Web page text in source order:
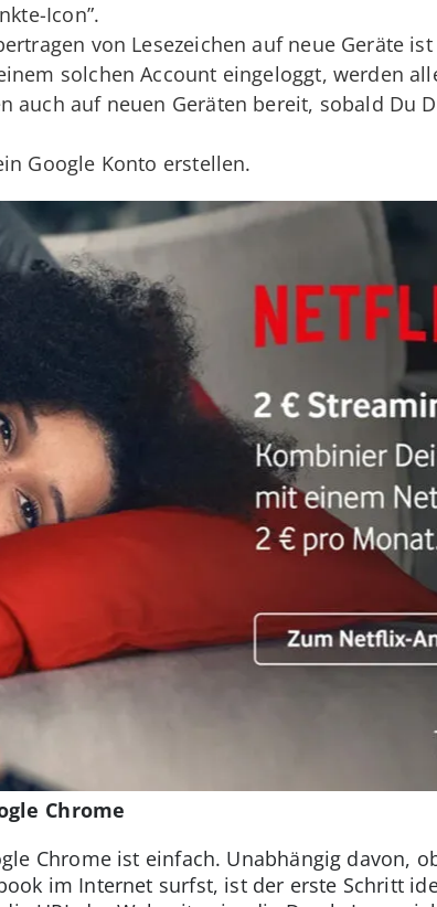
Icon”.
von Lesezeichen auf neue Geräte
solchen Account eingeloggt, werden
auch auf neuen Geräten bereit, sobald Du
Google Konto erstellen.
Chrome
Chrome ist einfach. Unabhängig davon,
im Internet surfst, ist der erste Schritt